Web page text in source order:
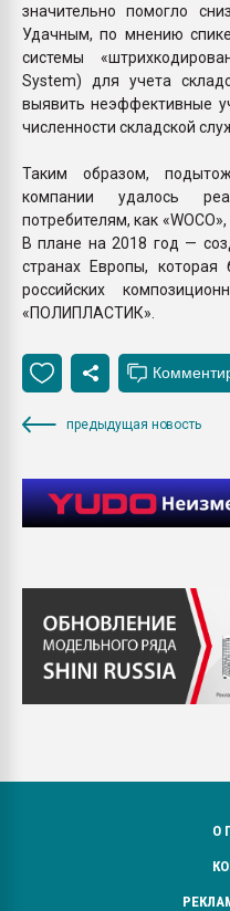
значительно помогло
Удачным, по мнению
системы
System) для учета
выявить неэффективные
численности складской
Таким образом,
компании удалось
потребителям, как
В плане на 2018 год —
странах Европы, которая
российских
«ПОЛИПЛАСТИК».
предыдущая новость
О